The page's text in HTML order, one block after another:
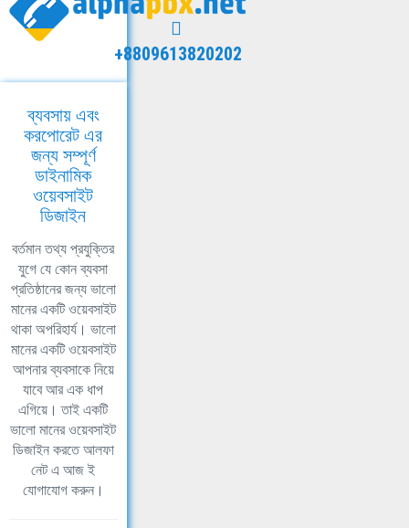
+8809613820202
ব্যবসায় এবং
করপোরেট এর
জন্য সম্পূর্ণ
ডাইনামিক
ওয়েবসাইট
ডিজাইন
বর্তমান তথ্য প্রযুক্তির
যুগে যে কোন ব্যবসা
প্রতিষ্ঠানের জন্য ভালো
মানের একটি ওয়েবসাইট
থাকা অপরিহার্য। ভালো
মানের একটি ওয়েবসাইট
আপনার ব্যবসাকে নিয়ে
যাবে আর এক ধাপ
এগিয়ে। তাই একটি
ভালো মানের ওয়েবসাইট
ডিজাইন করতে আলফা
নেট এ আজ ই
যোগাযোগ করুন।